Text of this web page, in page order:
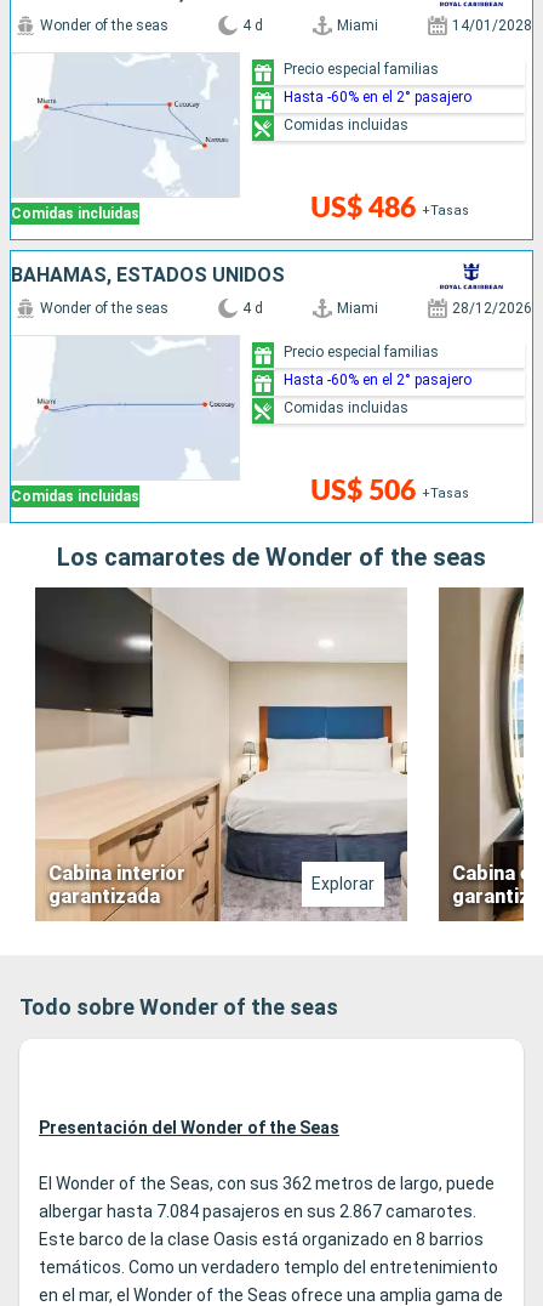
Comidas incluidas
Wonder of the seas 4 d Miami 14/01/2028
US$ 486 +Tasas
Precio especial familias
Hasta -60% en el 2° pasajero
Comidas incluidas
BAHAMAS, ESTADOS UNIDOS
Comidas incluidas
Wonder of the seas 4 d Miami 28/12/2026
US$ 506 +Tasas
Precio especial familias
Hasta -60% en el 2° pasajero
Comidas incluidas
Los camarotes de Wonder of the seas
Cabina interior
garantizada
Explorar
Cabina
Todo sobre Wonder of the seas
Presentación del Wonder of the Seas
El Wonder of the Seas, con sus 362 metros de largo, puede
albergar hasta 7.084 pasajeros en sus 2.867 camarotes.
Este barco de la clase Oasis está organizado en 8 barrios
temáticos. Como un verdadero templo del entretenimiento
en el mar, el Wonder of the Seas ofrece una amplia gama de